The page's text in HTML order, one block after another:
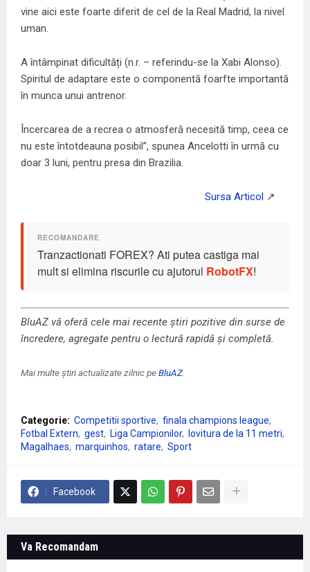
vine aici este foarte diferit de cel de la Real Madrid, la nivel
uman.
A întâmpinat dificultăți (n.r. – referindu-se la Xabi Alonso).
Spiritul de adaptare este o componentă foarfte importantă
în munca unui antrenor.
Încercarea de a recrea o atmosferă necesită timp, ceea ce
nu este întotdeauna posibil”, spunea Ancelotti în urmă cu
doar 3 luni, pentru presa din Brazilia.
Tranzactionati FOREX? Ati putea castiga mai
mult si elimina riscurile cu ajutorul RobotFX!
BluAZ vă oferă cele mai recente știri pozitive din surse de
încredere, agregate pentru o lectură rapidă și completă.
Mai multe știri actualizate zilnic peBluAZ
Categorie: Competitii sportive
finala champions league
Fotbal Extern
gest Liga Campionilor
lovitura de la 11 metri
Magalhaes
marquinhos ratare Sport
Facebook
Va Recomandam